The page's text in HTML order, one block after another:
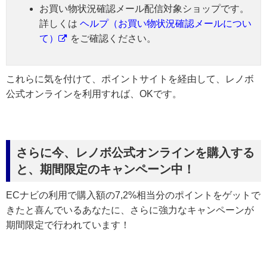
お買い物状況確認メール配信対象ショップです。
詳しくは ヘルプ（お買い物状況確認メールについ
て）
をご確認ください。
これらに気を付けて、ポイントサイトを経由して、レノボ
公式オンラインを利用すれば、OKです。
さらに今、レノボ公式オンラインを購入する
と、期間限定のキャンペーン中！
ECナビの利用で購入額の7,2%相当分のポイントをゲットで
きたと喜んでいるあなたに、さらに強力なキャンペーンが
期間限定で行われています！